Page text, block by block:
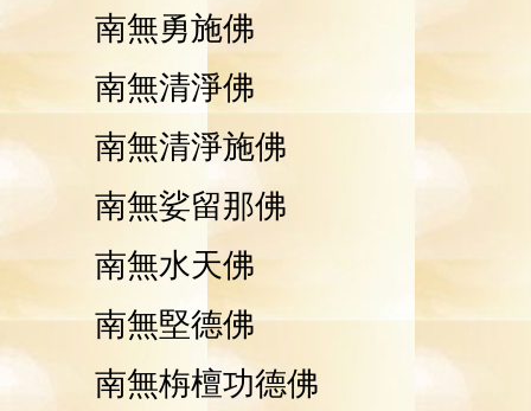
南無勇施佛
南無清淨佛
南無清淨施佛
南無娑留那佛
南無水天佛
南無堅德佛
南無栴檀功德佛